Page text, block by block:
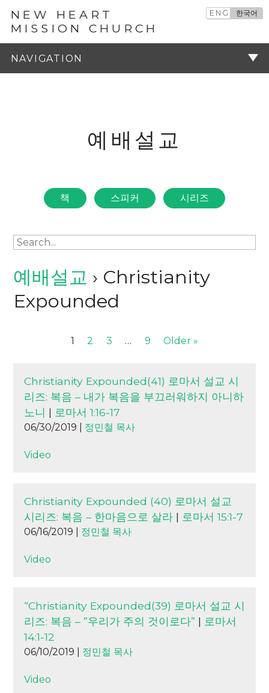
NEW HEART
MISSION CHURCH
ENG 한국어
예배설교
책 스피커 시리즈
예배설교 › Christianity
Expounded
1 2 3 … 9 Older »
Christianity Expounded(41) 로마서 설교 시
리즈: 복음 – 내가 복음을 부끄러워하지 아니하
노니 | 로마서 1:16-17
06/30/2019 | 정민철 목사
Video
Christianity Expounded (40) 로마서 설교
시리즈: 복음 – 한마음으로 살라 | 로마서 15:1-7
06/16/2019 | 정민철 목사
Video
“Christianity Expounded(39) 로마서 설교 시
리즈: 복음 – ”우리가 주의 것이로다” | 로마서
14:1-12
06/10/2019 | 정민철 목사
Video